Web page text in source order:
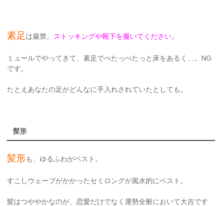
素足 は厳禁。 ストッキングや靴下を履いてください。
ミュールでやってきて、素足でぺたっぺたっと床をあるく…。NG
です。
たとえあなたの足がどんなに手入れされていたとしても。
髪形
髪形も、ゆるふわがベスト。
すこしウェーブがかかったセミロングが風水的にベスト。
髪はつややかなのが、恋愛だけでなく運勢全般において大吉です